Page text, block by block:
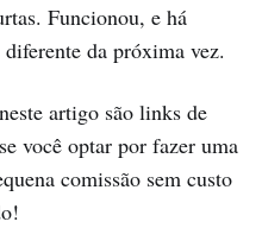
Funcionou, e há
da próxima vez.
artigo são links de
você optar por fazer uma
comissão sem custo